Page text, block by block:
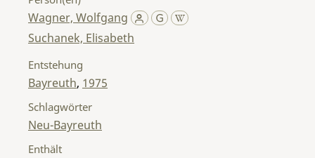
Wagner, Wolfgang
Suchanek, Elisabeth
Entstehung
Bayreuth, 1975
Enthält
Schlagwörter
Neu-Bayreuth